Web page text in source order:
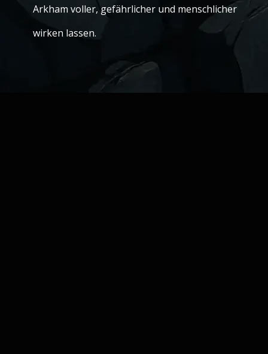
Arkham voller, gefährlicher und menschlicher
wirken lassen.